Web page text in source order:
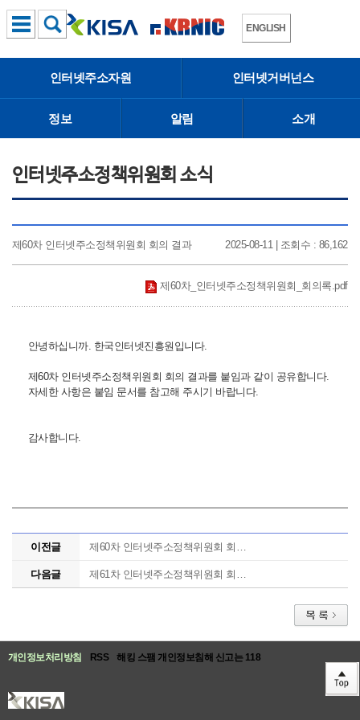
ENGLISH
인터넷주소자원 인터넷거버넌스
정보 알림 소개
인터넷주소정책위원회 소식
제60차 인터넷주소정책위원회 회의 결과 2025-08-11 | 조회수 : 86,162
제60차_인터넷주소정책위원회_회의록.pdf
안녕하십니까. 한국인터넷진흥원입니다.
제60차 인터넷주소정책위원회 회의 결과를 붙임과 같이 공유합니다.
자세한 사항은 붙임 문서를 참고해 주시기 바랍니다.
감사합니다.
이전글 제60차 인터넷주소정책위원회 회의 개최 안내
다음글 제61차 인터넷주소정책위원회 회의 개최 안내
개인정보처리방침 RSS 해킹 스팸 개인정보침해 신고는 118